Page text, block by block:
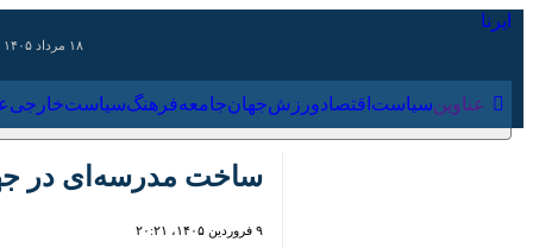
عناوین‌ سیاست اقتصاد ورزش جهان جامعه فرهنگ
ساخت مدرسه‌ای در جهادیه سمنان با کمک ۱۰۰